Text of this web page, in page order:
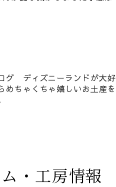
いました。
グ ディズニーランドが大好
めちゃくちゃ嬉しいお土産を
・工房情報